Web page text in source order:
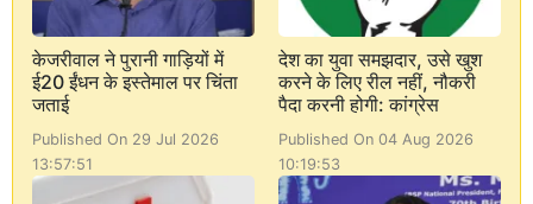
केजरीवाल ने पुरानी गाड़ियों में
ई20 ईंधन के इस्तेमाल पर चिंता
जताई
Published On 29 Jul 2026
13:57:51
देश का युवा समझदार, उसे खुश
करने के लिए रील नहीं, नौकरी
पैदा करनी होगी: कांग्रेस
Published On 04 Aug 2026
10:19:53